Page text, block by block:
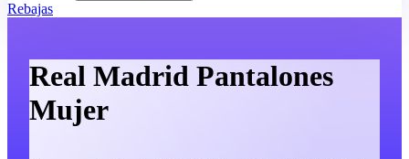
Rebajas
Real Madrid Pantalones
Mujer